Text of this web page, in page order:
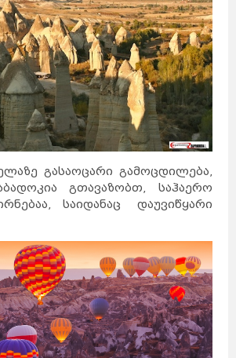
გასაოცარი გამოცდილება,
გთავაზობთ, საჰაერო
საიდანაც დაუვიწყარი